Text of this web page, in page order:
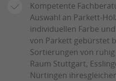
Kompetente
Auswahl an Parkett-
individuellen Farbe
von Parkett gebürstet
Sortierungen von
Raum Stuttgart,
Nürtingen